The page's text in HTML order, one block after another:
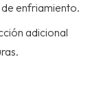
enfriamiento.
adicional